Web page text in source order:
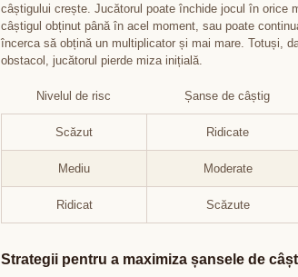
câștigului crește. Jucătorul poate închide jocul în orice
câștigul obținut până în acel moment, sau poate
încerca să obțină un multiplicator și mai mare. Totuși,
obstacol, jucătorul pierde miza inițială.
Nivelul de risc Șanse de câștig
Scăzut Ridicate
Mediu Moderate
Ridicat Scăzute
Strategii pentru a maximiza șansele de